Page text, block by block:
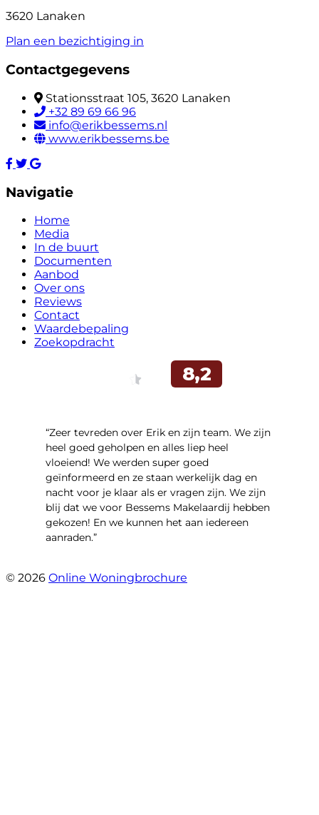
3620 Lanaken
Plan een bezichtiging in
Contactgegevens
Stationsstraat 105, 3620 Lanaken
+32 89 69 66 96
info@erikbessems.nl
www.erikbessems.be
Navigatie
Home
Media
In de buurt
Documenten
Aanbod
Over ons
Reviews
Contact
Waardebepaling
Zoekopdracht
“Zeer tevreden over Erik en zijn team. We zijn
heel goed geholpen en alles liep heel
vloeiend! We werden super goed
geïnformeerd en ze staan werkelijk dag en
nacht voor je klaar als er vragen zijn. We zijn
blij dat we voor Bessems Makelaardij hebben
gekozen! En we kunnen het aan iedereen
aanraden.”
© 2026 Online Woningbrochure